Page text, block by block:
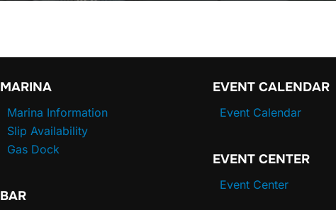
MARINA
Marina Information
Slip Availability
Gas Dock
BAR
EVENT CALENDAR
Event Calendar
EVENT CENTER
Event Center